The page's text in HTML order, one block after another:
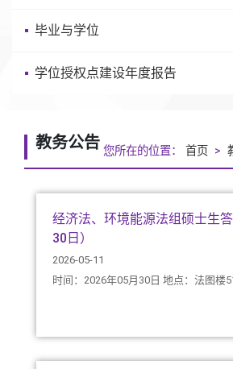
毕业与学位
学位授权点建设年度报告
教务公告 您所在的位置： 首页 >
经济法、环境能源法组硕士生
30日）
2026-05-11
时间：2026年05月30日 地点：法图楼